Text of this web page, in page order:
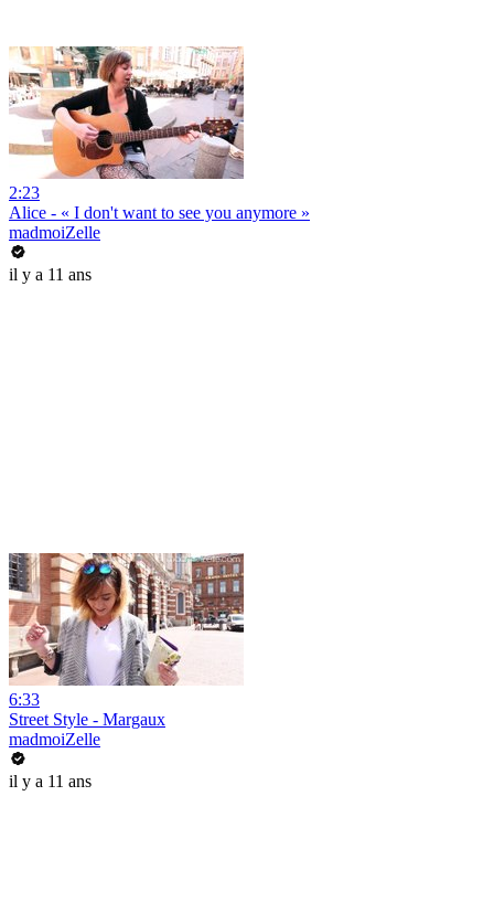
2:23
Alice - « I don't want to see you anymore »
madmoiZelle
il y a 11 ans
6:33
Street Style - Margaux
madmoiZelle
il y a 11 ans